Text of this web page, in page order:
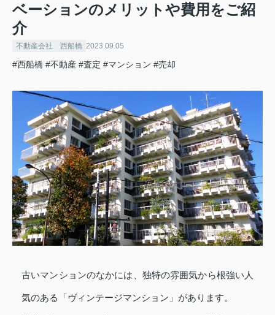
ベーションのメリットや費用をご紹
介
不動産会社 西船橋 2023.09.05
#西船橋 #不動産 #査定 #マンション #売却
古いマンションのなかには、独特の雰囲気から根強い人
気のある「ヴィンテージマンション」があります。